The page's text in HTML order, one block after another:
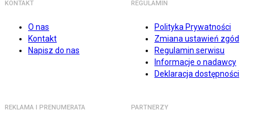
KONTAKT
O nas
Kontakt
Napisz do nas
REGULAMIN
Polityka Prywatności
Zmiana ustawień zgód
Regulamin serwisu
Informacje o nadawcy
Deklaracja dostępności
REKLAMA I PRENUMERATA PARTNERZY